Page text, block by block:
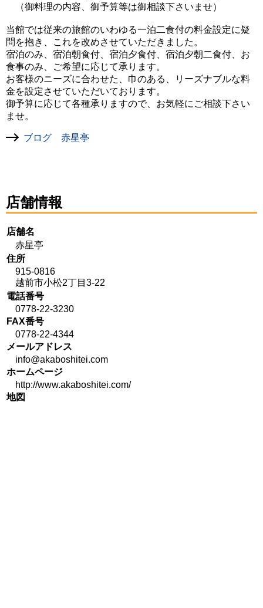
（御料理の内容、御予算等は御相談下さいませ）
当館では従来の旅館のいわゆる一泊二食付の料金設定に疑
問を抱き、これを改めさせていただきました。
宿泊のみ、宿泊朝食付、宿泊夕食付、宿泊夕朝二食付、お
食事のみ、ご希望に応じて承ります。
お客様のニーズに合わせた、巾のある、リーズナブルな料
金を設定させていただいております。
御予算に応じて各種承りますので、お気軽にご相談下さい
ませ。
ブログ 赤星亭
店舗情報
店舗名
赤星亭
住所
915-0816
越前市小松2丁目3-22
電話番号
0778-22-3230
FAX番号
0778-22-4344
メールアドレス
info@akaboshitei.com
ホームページ
http://www.akaboshitei.com/
地図